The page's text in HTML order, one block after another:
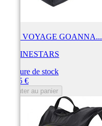
SAC VOYAGE GOANNA...
ALPINESTARS
Rupture de stock
99,95 €
Ajouter au panier